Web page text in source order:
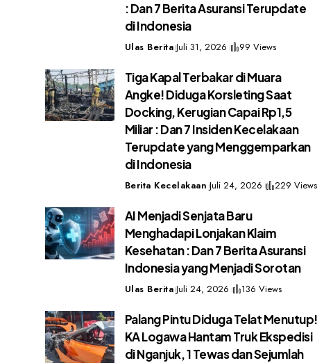
: Dan 7 Berita Asuransi Terupdate
di Indonesia
Ulas Berita Juli 31, 2026 99 Views
Tiga Kapal Terbakar di Muara
Angke! Diduga Korsleting Saat
Docking, Kerugian Capai Rp1,5
Miliar : Dan 7 Insiden Kecelakaan
Terupdate yang Menggemparkan
di Indonesia
Berita Kecelakaan Juli 24, 2026 229 Views
AI Menjadi Senjata Baru
Menghadapi Lonjakan Klaim
Kesehatan : Dan 7 Berita Asuransi
Indonesia yang Menjadi Sorotan
Ulas Berita Juli 24, 2026 136 Views
Palang Pintu Diduga Telat Menutup!
KA Logawa Hantam Truk Ekspedisi
di Nganjuk, 1 Tewas dan Sejumlah